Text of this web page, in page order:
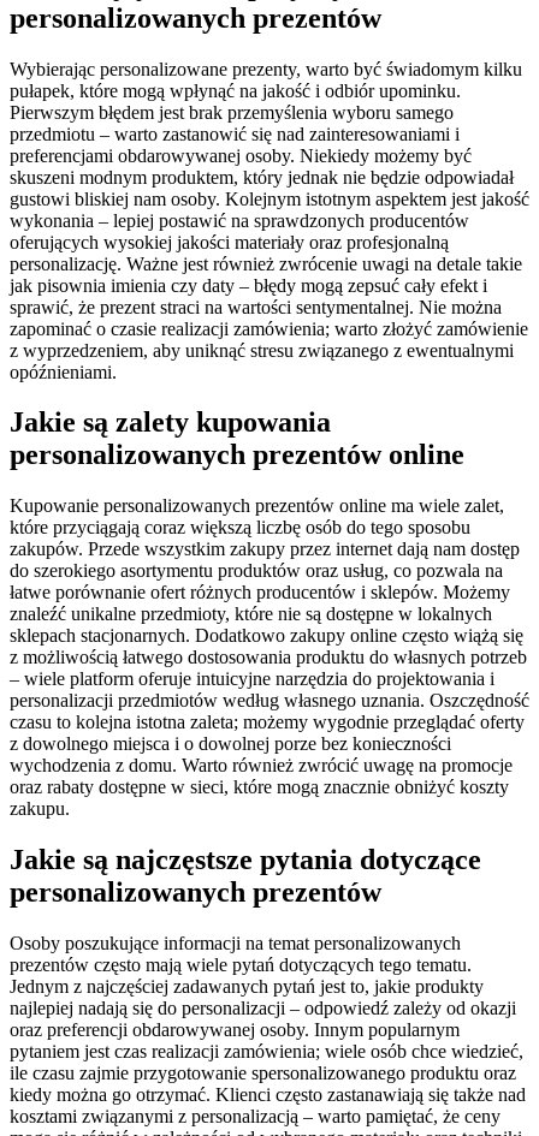
personalizowanych prezentów
Wybierając personalizowane prezenty, warto być świadomym kilku
pułapek, które mogą wpłynąć na jakość i odbiór upominku.
Pierwszym błędem jest brak przemyślenia wyboru samego
przedmiotu – warto zastanowić się nad zainteresowaniami i
preferencjami obdarowywanej osoby. Niekiedy możemy być
skuszeni modnym produktem, który jednak nie będzie odpowiadał
gustowi bliskiej nam osoby. Kolejnym istotnym aspektem jest jakość
wykonania – lepiej postawić na sprawdzonych producentów
oferujących wysokiej jakości materiały oraz profesjonalną
personalizację. Ważne jest również zwrócenie uwagi na detale takie
jak pisownia imienia czy daty – błędy mogą zepsuć cały efekt i
sprawić, że prezent straci na wartości sentymentalnej. Nie można
zapominać o czasie realizacji zamówienia; warto złożyć zamówienie
z wyprzedzeniem, aby uniknąć stresu związanego z ewentualnymi
opóźnieniami.
Jakie są zalety kupowania
personalizowanych prezentów online
Kupowanie personalizowanych prezentów online ma wiele zalet,
które przyciągają coraz większą liczbę osób do tego sposobu
zakupów. Przede wszystkim zakupy przez internet dają nam dostęp
do szerokiego asortymentu produktów oraz usług, co pozwala na
łatwe porównanie ofert różnych producentów i sklepów. Możemy
znaleźć unikalne przedmioty, które nie są dostępne w lokalnych
sklepach stacjonarnych. Dodatkowo zakupy online często wiążą się
z możliwością łatwego dostosowania produktu do własnych potrzeb
– wiele platform oferuje intuicyjne narzędzia do projektowania i
personalizacji przedmiotów według własnego uznania. Oszczędność
czasu to kolejna istotna zaleta; możemy wygodnie przeglądać oferty
z dowolnego miejsca i o dowolnej porze bez konieczności
wychodzenia z domu. Warto również zwrócić uwagę na promocje
oraz rabaty dostępne w sieci, które mogą znacznie obniżyć koszty
zakupu.
Jakie są najczęstsze pytania dotyczące
personalizowanych prezentów
Osoby poszukujące informacji na temat personalizowanych
prezentów często mają wiele pytań dotyczących tego tematu.
Jednym z najczęściej zadawanych pytań jest to, jakie produkty
najlepiej nadają się do personalizacji – odpowiedź zależy od okazji
oraz preferencji obdarowywanej osoby. Innym popularnym
pytaniem jest czas realizacji zamówienia; wiele osób chce wiedzieć,
ile czasu zajmie przygotowanie spersonalizowanego produktu oraz
kiedy można go otrzymać. Klienci często zastanawiają się także nad
kosztami związanymi z personalizacją – warto pamiętać, że ceny